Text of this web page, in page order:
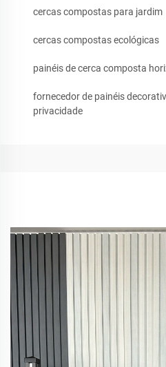
cercas compostas para jardim
cercas compostas ecológicas
painéis de cerca composta
fornecedor de painéis
privacidade